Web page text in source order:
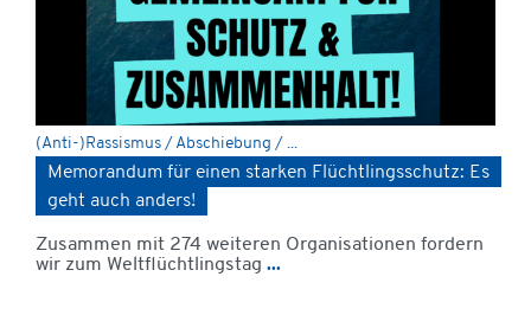
(Anti-)Rassismus / Abschiebung / ...
Memorandum für einen starken Flüchtlingsschutz: Es
geht auch anders!
Zusammen mit 274 weiteren Organisationen fordern
wir zum Weltflüchtlingstag ...